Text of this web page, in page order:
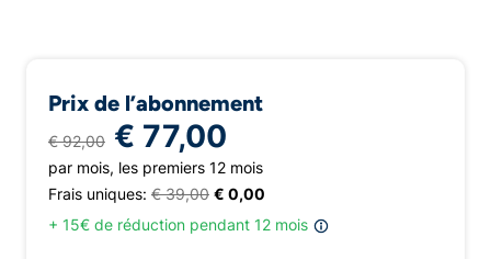
Prix de l’abonnement
€ 92,00 € 77,00
par mois, les premiers 12 mois
Frais uniques: € 39,00 € 0,00
+ 15€ de réduction pendant 12 mois